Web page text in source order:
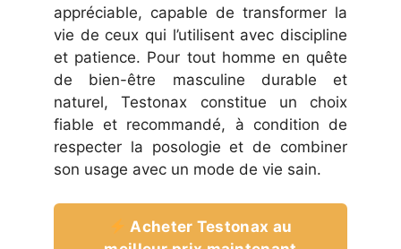
appréciable, capable de transformer la
vie de ceux qui l’utilisent avec discipline
et patience. Pour tout homme en quête
de bien-être masculine durable et
naturel, Testonax constitue un choix
fiable et recommandé, à condition de
respecter la posologie et de combiner
son usage avec un mode de vie sain.
Acheter Testonax au